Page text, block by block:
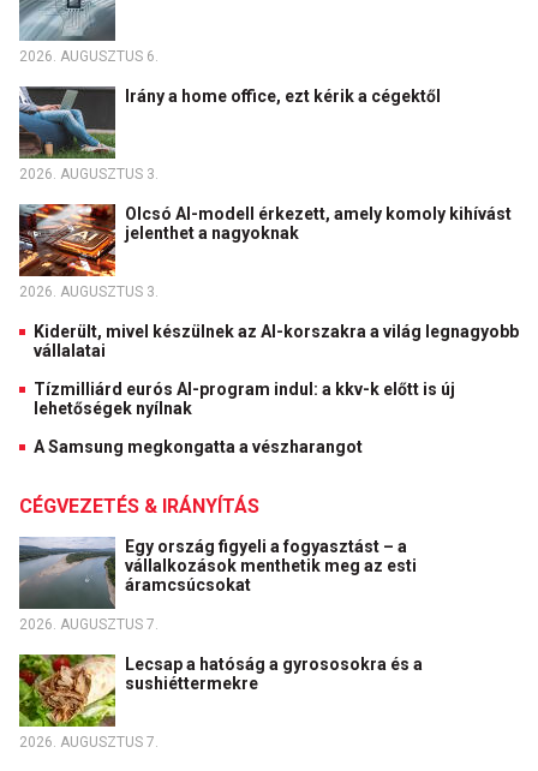
2026. AUGUSZTUS 6.
Irány a home office, ezt kérik a cégektől
2026. AUGUSZTUS 3.
Olcsó AI-modell érkezett, amely komoly kihívást
jelenthet a nagyoknak
2026. AUGUSZTUS 3.
Kiderült, mivel készülnek az AI-korszakra a világ legnagyobb
vállalatai
Tízmilliárd eurós AI-program indul: a kkv-k előtt is új
lehetőségek nyílnak
A Samsung megkongatta a vészharangot
CÉGVEZETÉS & IRÁNYÍTÁS
Egy ország figyeli a fogyasztást – a
vállalkozások menthetik meg az esti
áramcsúcsokat
2026. AUGUSZTUS 7.
Lecsap a hatóság a gyrososokra és a
sushiéttermekre
2026. AUGUSZTUS 7.